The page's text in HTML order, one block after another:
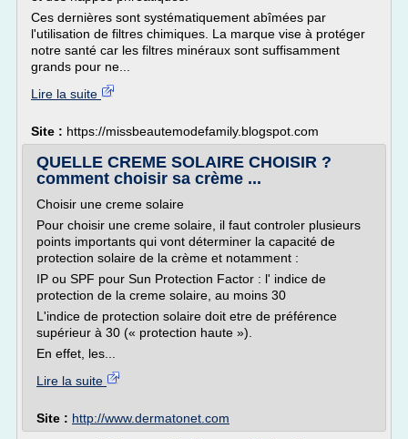
Ces dernières sont systématiquement abîmées par
l'utilisation de filtres chimiques. La marque vise à protéger
notre santé car les filtres minéraux sont suffisamment
grands pour ne...
Lire la suite
Site : https://missbeautemodefamily.blogspot.com
QUELLE CREME SOLAIRE CHOISIR ?
comment choisir sa crème ...
Choisir une creme solaire
Pour choisir une creme solaire, il faut controler plusieurs
points importants qui vont déterminer la capacité de
protection solaire de la crème et notamment :
IP ou SPF pour Sun Protection Factor : l' indice de
protection de la creme solaire, au moins 30
L'indice de protection solaire doit etre de préférence
supérieur à 30 (« protection haute »).
En effet, les...
Lire la suite
Site : http://www.dermatonet.com